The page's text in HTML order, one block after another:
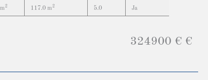
2
117.0 m2
5.0
Ja
324900 € €